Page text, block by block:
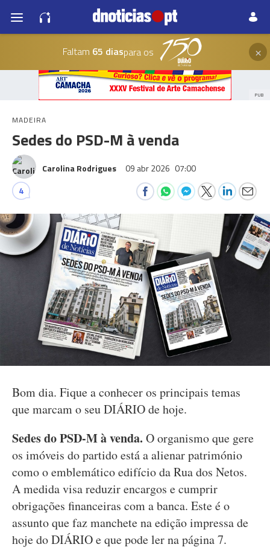
Faltam 65 diaspara os ×
PUB
MADEIRA
Sedes do PSD-M à venda
Carolina Rodrigues 09 abr 2026 07:00
4
Bom dia. Fique a conhecer os principais temas
que marcam o seu DIÁRIO de hoje.
Sedes do PSD-M à venda. O organismo que gere
os imóveis do partido está a alienar património
como o emblemático edifício da Rua dos Netos.
A medida visa reduzir encargos e cumprir
obrigações financeiras com a banca. Este é o
assunto que faz manchete na edição impressa de
hoje do DIÁRIO e que pode ler na página 7.